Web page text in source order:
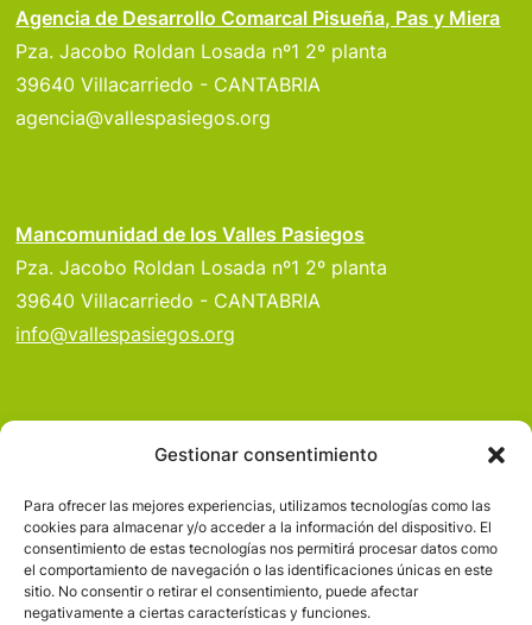
Gestionar consentimiento
Para ofrecer las mejores experiencias, utilizamos tecnologías como las
cookies para almacenar y/o acceder a la información del dispositivo. El
consentimiento de estas tecnologías nos permitirá procesar datos como
el comportamiento de navegación o las identificaciones únicas en este
sitio. No consentir o retirar el consentimiento, puede afectar
negativamente a ciertas características y funciones.
Agencia de Desarrollo Comarcal Pisueña, Pas y Miera
Pza. Jacobo Roldan Losada nº1 2º planta
39640 Villacarriedo - CANTABRIA
agencia@vallespasiegos.org
Mancomunidad de los Valles Pasiegos
Pza. Jacobo Roldan Losada nº1 2º planta
39640 Villacarriedo - CANTABRIA
info@vallespasiegos.org
VALLE DEL MIERA
VALLE DEL PISUEÑA
PROYECTOS
SERVICIOS